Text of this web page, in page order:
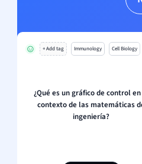
+ Add tag Immunology Cell Biology
¿Qué es un gráfico de control
contexto de las matemáticas
ingeniería?